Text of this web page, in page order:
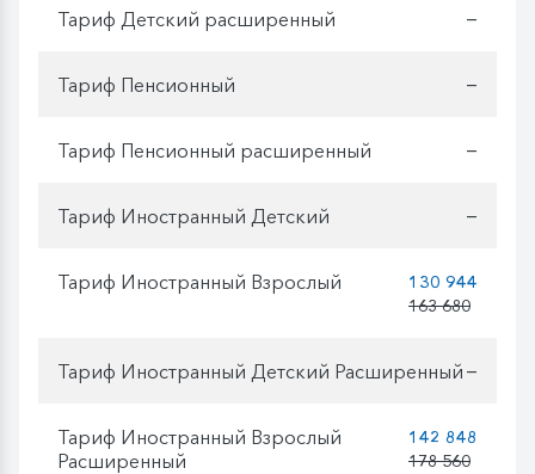
Тариф Детский расширенный —
Тариф Пенсионный —
Тариф Пенсионный расширенный —
Тариф Иностранный Детский —
Тариф Иностранный Взрослый
130 944
163 680
Тариф Иностранный Детский Расширенный —
Тариф Иностранный Взрослый
Расширенный
142 848
178 560